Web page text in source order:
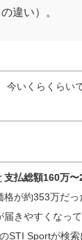
違い）。
今いくらくらい
支払総額160万
格が約353万だ
届きやすくなっ
STI Sportが検